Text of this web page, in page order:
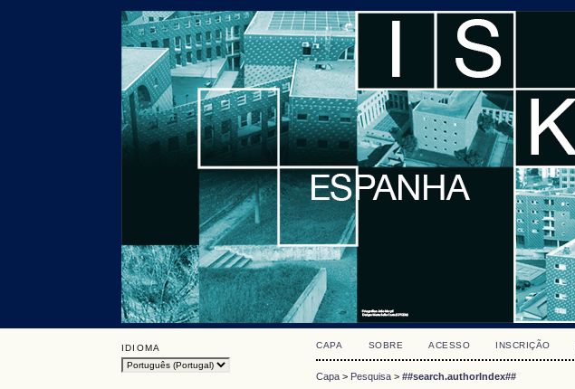
IDIOMA CAPA SOBRE ACESSO INSCRIÇÃO
Capa > Pesquisa >##search.authorIndex##